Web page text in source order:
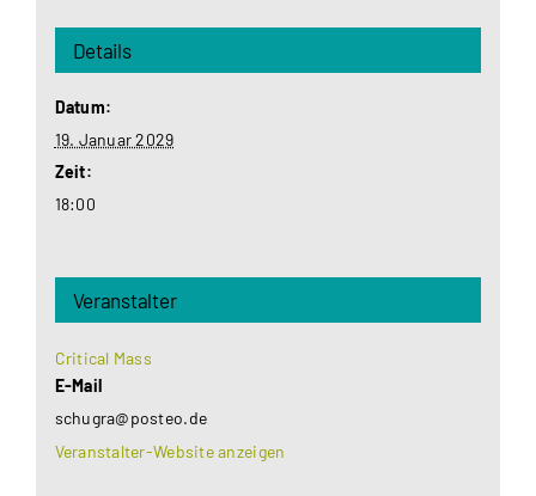
Details
Datum:
19. Januar 2029
Zeit:
18:00
Veranstalter
Critical Mass
E-Mail
schugra@posteo.de
Veranstalter-Website anzeigen